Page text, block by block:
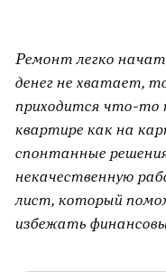
Ремонт легко
денег не хватает,
приходится что-то
квартире как на
спонтанные
некачественную
лист, который
избежать